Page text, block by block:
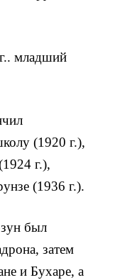
младший
(1920 г.),
г.),
(1936 г.).
был
затем
и Бухаре, а